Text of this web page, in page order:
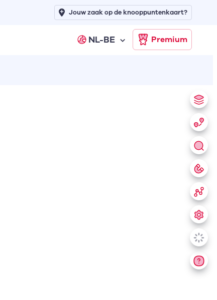
NL-BE Premium
Jouw zaak op de knooppuntenkaart?